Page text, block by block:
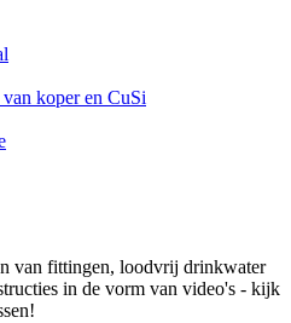
koper en CuSi
van fittingen, loodvrij drinkwater
in de vorm van video's - kijk